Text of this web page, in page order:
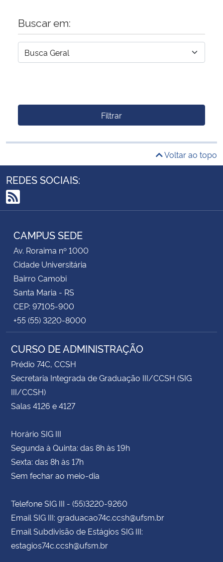
Buscar em:
Filtrar
Voltar ao topo
REDES SOCIAIS:
RSS
CAMPUS SEDE
Av. Roraima nº 1000
Cidade Universitária
Bairro Camobi
Santa Maria - RS
CEP: 97105-900
+55 (55) 3220-8000
CURSO DE ADMINISTRAÇÃO
Prédio 74C, CCSH
Secretaria Integrada de Graduação III/CCSH (SIG
III/CCSH)
Salas 4126 e 4127
Horário SIG III
Segunda à Quinta: das 8h às 19h
Sexta: das 8h às 17h
Sem fechar ao meio-dia
Telefone SIG III - (55)3220-9260
Email SIG III: graduacao74c.ccsh@ufsm.br
Email Subdivisão de Estágios SIG III:
estagios74c.ccsh@ufsm.br